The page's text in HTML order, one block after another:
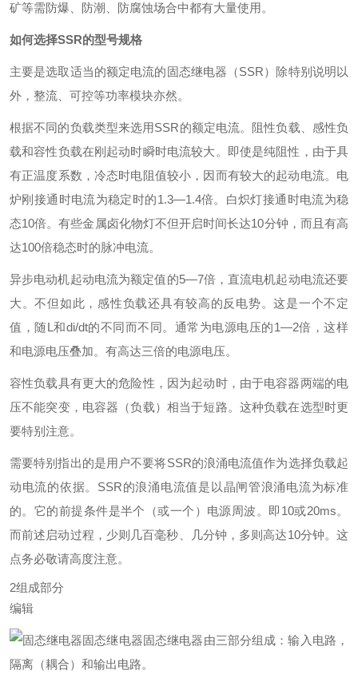
矿等需防爆、防潮、防腐蚀场合中都有大量使用。
如何选择SSR的型号规格
主要是选取适当的额定电流的固态继电器（SSR）除特别说明以
外，整流、可控等功率模块亦然。
根据不同的负载类型来选用SSR的额定电流。阻性负载、感性负
载和容性负载在刚起动时瞬时电流较大。即使是纯阻性，由于具
有正温度系数，冷态时电阻值较小，因而有较大的起动电流。电
炉刚接通时电流为稳定时的1.3—1.4倍。白炽灯接通时电流为稳
态10倍。有些金属卤化物灯不但开启时间长达10分钟，而且有高
达100倍稳态时的脉冲电流。
异步电动机起动电流为额定值的5—7倍，直流电机起动电流还要
大。不但如此，感性负载还具有较高的反电势。这是一个不定
值，随L和di/dt的不同而不同。通常为电源电压的1—2倍，这样
和电源电压叠加。有高达三倍的电源电压。
容性负载具有更大的危险性，因为起动时，由于电容器两端的电
压不能突变，电容器（负载）相当于短路。这种负载在选型时更
要特别注意。
需要特别指出的是用户不要将SSR的浪涌电流值作为选择负载起
动电流的依据。SSR的浪涌电流值是以晶闸管浪涌电流为标准
的。它的前提条件是半个（或一个）电源周波。即10或20ms。
而前述启动过程，少则几百毫秒、几分钟，多则高达10分钟。这
点务必敬请高度注意。
2组成部分
编辑
固态继电器固态继电器由三部分组成：输入电路，
隔离（耦合）和输出电路。